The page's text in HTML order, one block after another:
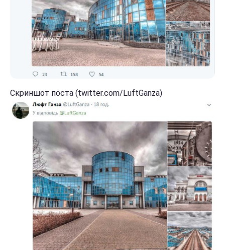
Скриншот поста (twitter.com/LuftGanza)